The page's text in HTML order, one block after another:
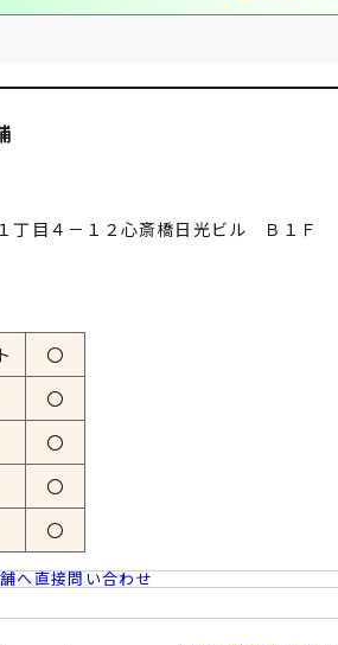
丁目４－１２心斎橋日光ビル Ｂ１Ｆ
〇
〇
〇
〇
〇
へ直接問い合わせ